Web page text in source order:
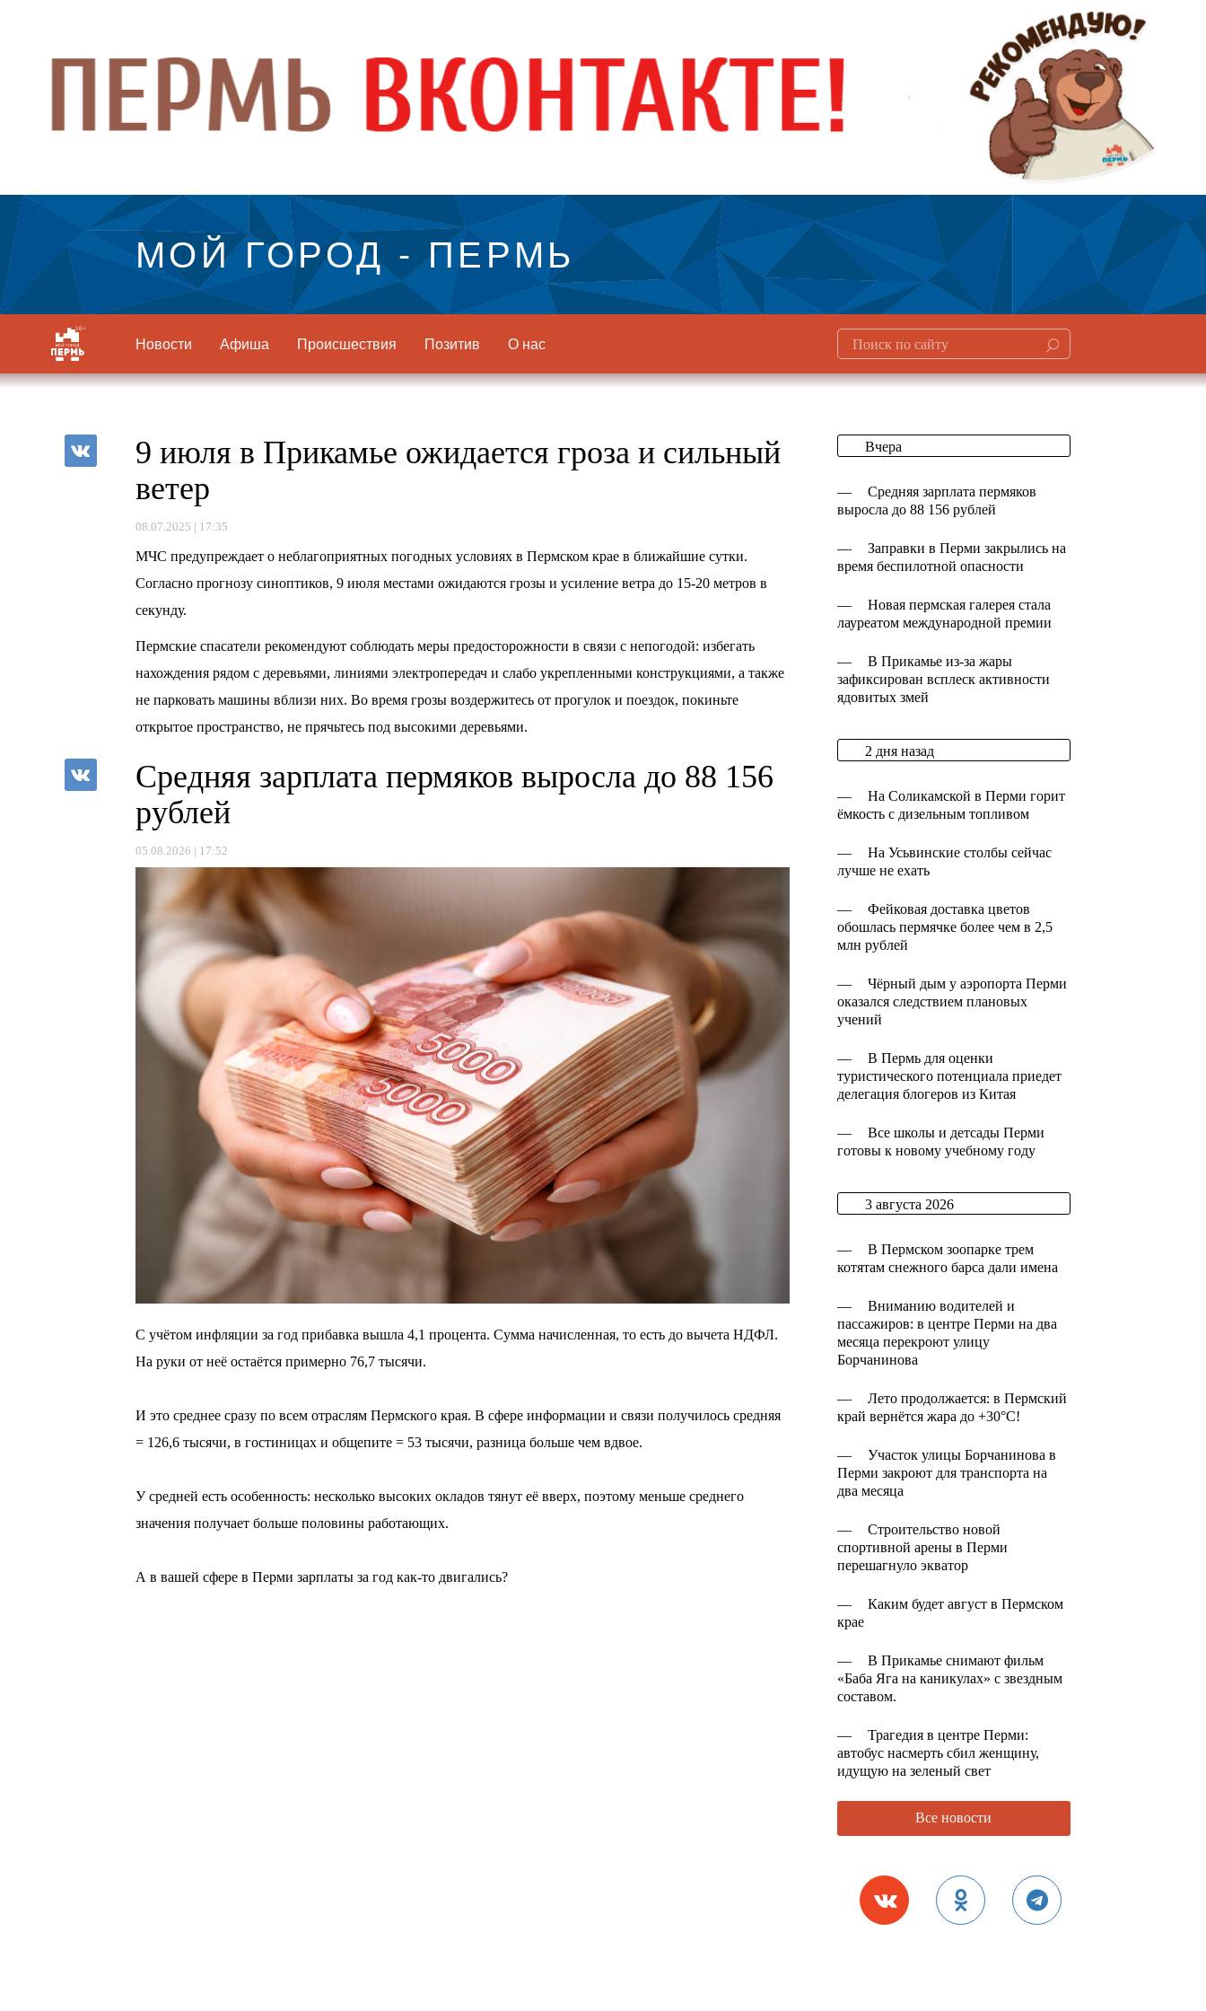
МОЙ ГОРОД - ПЕРМЬ
Новости Афиша Происшествия Позитив О нас
9 июля в Прикамье ожидается гроза и сильный
ветер
08.07.2025 | 17:35
МЧС предупреждает о неблагоприятных погодных условиях в Пермском крае в ближайшие сутки.
Согласно прогнозу синоптиков, 9 июля местами ожидаются грозы и усиление ветра до 15-20 метров в
секунду.
Пермские спасатели рекомендуют соблюдать меры предосторожности в связи с непогодой: избегать
нахождения рядом с деревьями, линиями электропередач и слабо укрепленными конструкциями, а также
не парковать машины вблизи них. Во время грозы воздержитесь от прогулок и поездок, покиньте
открытое пространство, не прячьтесь под высокими деревьями.
Средняя зарплата пермяков выросла до 88 156
рублей
05.08.2026 | 17:52
С учётом инфляции за год прибавка вышла 4,1 процента. Сумма начисленная, то есть до вычета НДФЛ.
На руки от неё остаётся примерно 76,7 тысячи.
И это среднее сразу по всем отраслям Пермского края. В сфере информации и связи получилось средняя
= 126,6 тысячи, в гостиницах и общепите = 53 тысячи, разница больше чем вдвое.
У средней есть особенность: несколько высоких окладов тянут её вверх, поэтому меньше среднего
значения получает больше половины работающих.
А в вашей сфере в Перми зарплаты за год как-то двигались?
Вчера
—
Средняя зарплата пермяков
выросла до 88 156 рублей
—
Заправки в Перми закрылись на
время беспилотной опасности
—
Новая пермская галерея стала
лауреатом международной премии
—
В Прикамье из-за жары
зафиксирован всплеск активности
ядовитых змей
2 дня назад
—
На Соликамской в Перми горит
ёмкость с дизельным топливом
—
На Усьвинские столбы сейчас
лучше не ехать
—
Фейковая доставка цветов
обошлась пермячке более чем в 2,5
млн рублей
—
Чёрный дым у аэропорта Перми
оказался следствием плановых
учений
—
В Пермь для оценки
туристического потенциала приедет
делегация блогеров из Китая
—
Все школы и детсады Перми
готовы к новому учебному году
3 августа 2026
—
В Пермском зоопарке трем
котятам снежного барса дали имена
—
Вниманию водителей и
пассажиров: в центре Перми на два
месяца перекроют улицу
Борчанинова
—
Лето продолжается: в Пермский
край вернётся жара до +30°C!
—
Участок улицы Борчанинова в
Перми закроют для транспорта на
два месяца
—
Строительство новой
спортивной арены в Перми
перешагнуло экватор
—
Каким будет август в Пермском
крае
—
В Прикамье снимают фильм
«Баба Яга на каникулах» с звездным
составом.
—
Трагедия в центре Перми:
автобус насмерть сбил женщину,
идущую на зеленый свет
Все новости